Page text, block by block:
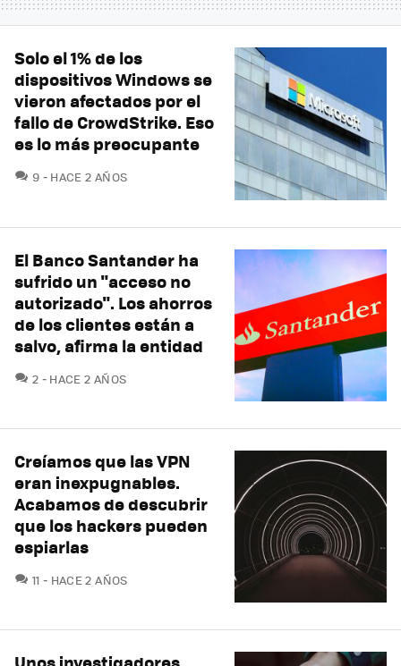
Solo el 1% de los
dispositivos Windows se
vieron afectados por el
fallo de CrowdStrike. Eso
es lo más preocupante
9 COMENTARIOS
HACE 2 AÑOS
El Banco Santander ha
sufrido un "acceso no
autorizado". Los ahorros
de los clientes están a
salvo, afirma la entidad
2 COMENTARIOS
HACE 2 AÑOS
Creíamos que las VPN
eran inexpugnables.
Acabamos de descubrir
que los hackers pueden
espiarlas
11 COMENTARIOS
HACE 2 AÑOS